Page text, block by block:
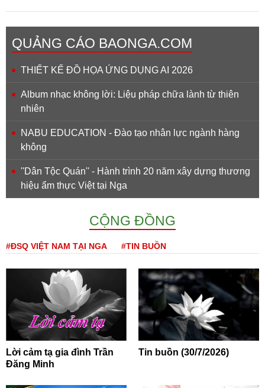
QUẢNG CÁO BAONGA.COM
THIẾT KẾ ĐỒ HỌA ỨNG DỤNG AI 2026
Album nhạc không lời: Liệu pháp chữa lành từ thiên
nhiên
NABU EDUCATION - Đào tạo nhân lực ngành hàng
không
''Dân Tộc Quán'' - Hành trình 20 năm xây dựng thương
hiệu ẩm thực Việt tại Nga
CỘNG ĐỒNG
#ĐSQ VIỆT NAM TẠI NGA #TIN BUỒN
Lời cảm tạ gia đình Trần
Đăng Minh
Tin buồn (30/7/2026)